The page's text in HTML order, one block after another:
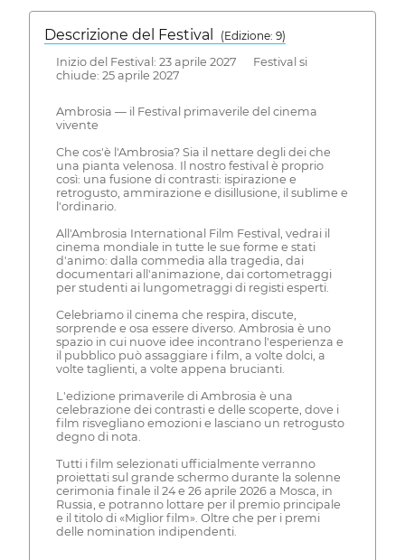
Descrizione del Festival
( Edizione: 9)
Inizio del Festival: 23 aprile 2027 Festival si
chiude: 25 aprile 2027
Ambrosia — il Festival primaverile del cinema
vivente
Che cos'è l'Ambrosia? Sia il nettare degli dei che
una pianta velenosa. Il nostro festival è proprio
così: una fusione di contrasti: ispirazione e
retrogusto, ammirazione e disillusione, il sublime e
l'ordinario.
All'Ambrosia International Film Festival, vedrai il
cinema mondiale in tutte le sue forme e stati
d'animo: dalla commedia alla tragedia, dai
documentari all'animazione, dai cortometraggi
per studenti ai lungometraggi di registi esperti.
Celebriamo il cinema che respira, discute,
sorprende e osa essere diverso. Ambrosia è uno
spazio in cui nuove idee incontrano l'esperienza e
il pubblico può assaggiare i film, a volte dolci, a
volte taglienti, a volte appena brucianti.
L'edizione primaverile di Ambrosia è una
celebrazione dei contrasti e delle scoperte, dove i
film risvegliano emozioni e lasciano un retrogusto
degno di nota.
Tutti i film selezionati ufficialmente verranno
proiettati sul grande schermo durante la solenne
cerimonia finale il 24 e 26 aprile 2026 a Mosca, in
Russia, e potranno lottare per il premio principale
e il titolo di «Miglior film». Oltre che per i premi
delle nomination indipendenti.